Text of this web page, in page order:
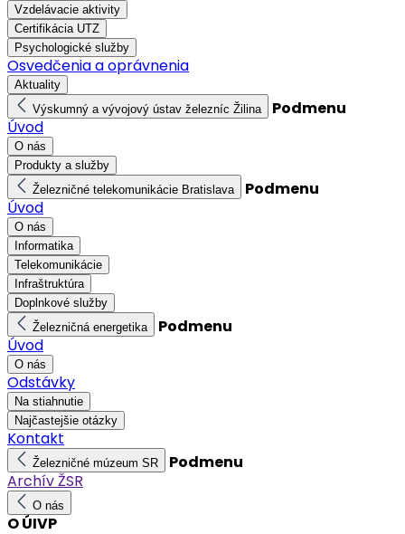
Vzdelávacie aktivity
Certifikácia UTZ
Psychologické služby
Osvedčenia a oprávnenia
Aktuality
Výskumný a vývojový ústav železníc Žilina
Podmenu
Úvod
O nás
Produkty a služby
Železničné telekomunikácie Bratislava
Podmenu
Úvod
O nás
Informatika
Telekomunikácie
Infraštruktúra
Doplnkové služby
Železničná energetika
Podmenu
Úvod
O nás
Odstávky
Na stiahnutie
Najčastejšie otázky
Kontakt
Železničné múzeum SR
Podmenu
Archív ŽSR
O nás
O ÚIVP